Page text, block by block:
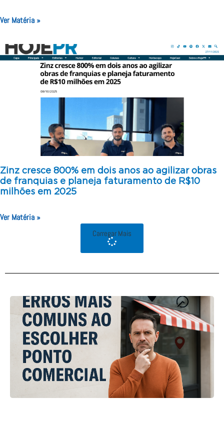
Ver Matéria »
Zinz cresce 800% em dois anos ao agilizar obras
de franquias e planeja faturamento de R$10
milhões em 2025
Ver Matéria »
Carregar Mais